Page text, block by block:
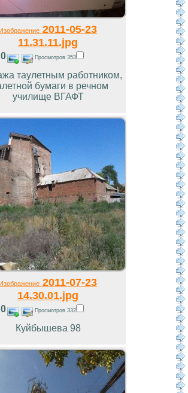
Изображение 2011-05-23
11.31.11.jpg
0 Просмотров 353
таулетным работником,
бумаги в речном
училище ВГАФТ
Изображение 2011-07-23
14.30.01.jpg
0 Просмотров 332
Куйбышева 98